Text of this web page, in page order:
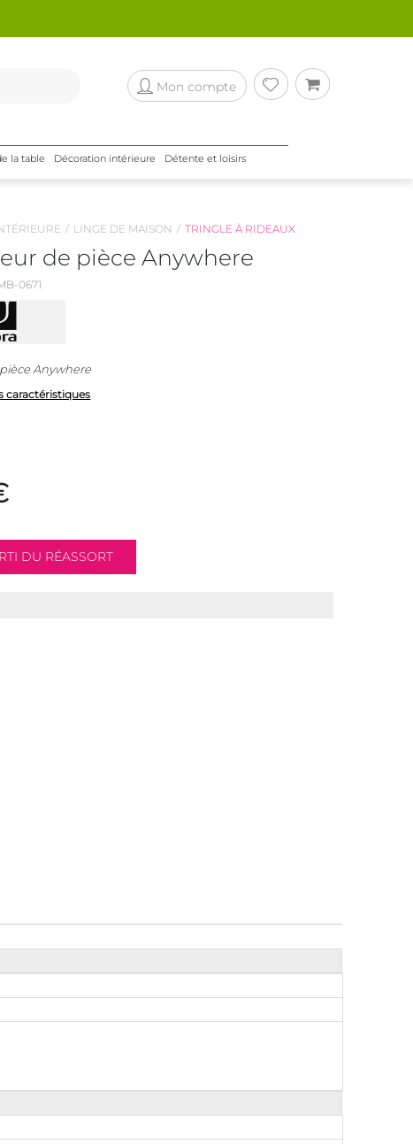
Mon compte
la table Décoration intérieure Détente et loisirs
LINGE DE MAISON TRINGLE À RIDEAUX
de pièce Anywhere
0671
Anywhere
caractéristiques